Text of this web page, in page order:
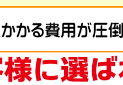
フライリール